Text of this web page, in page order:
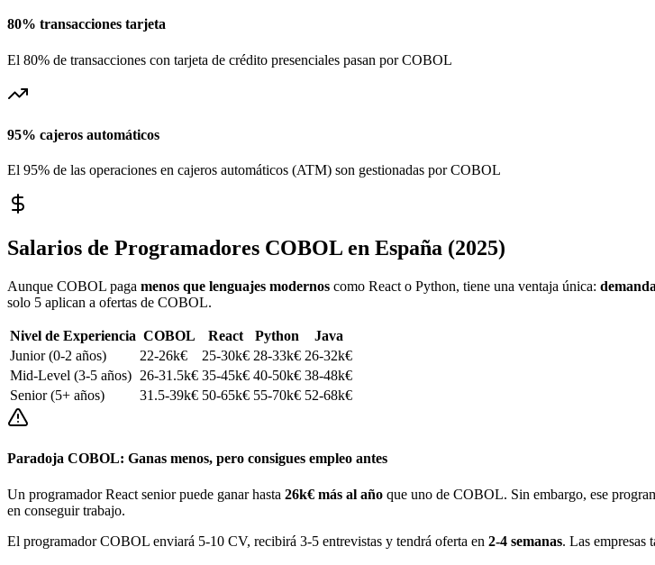
80% transacciones tarjeta
El 80% de transacciones con tarjeta de crédito presenciales pasan por COBOL
95% cajeros automáticos
El 95% de las operaciones en cajeros automáticos (ATM) son gestionadas por COBOL
Salarios de Programadores COBOL en España (2025)
Aunque COBOL paga menos que lenguajes modernos como React o Python, tiene una ventaja única:
solo 5 aplican a ofertas de COBOL.
Nivel de Experiencia COBOL React Python
Java
Junior (0-2 años)
22-26k€ 25-30k€ 28-33k€ 26-32k€
Mid-Level (3-5 años) 26-31.5k€ 35-45k€ 40-50k€ 38-48k€
Senior (5+ años)
31.5-39k€ 50-65k€ 55-70k€ 52-68k€
Paradoja COBOL: Ganas menos, pero consigues empleo antes
Un programador React senior puede ganar hasta 26k€ más al año que uno de COBOL. Sin embargo, ese
en conseguir trabajo.
El programador COBOL enviará 5-10 CV, recibirá 3-5 entrevistas y tendrá oferta en 2-4 semanas. Las empresas